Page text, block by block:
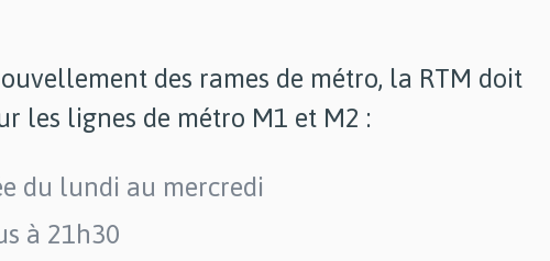
des rames de métro, la RTM doit
les lignes de métro M1 et M2 :
du lundi au mercredi
à 21h30